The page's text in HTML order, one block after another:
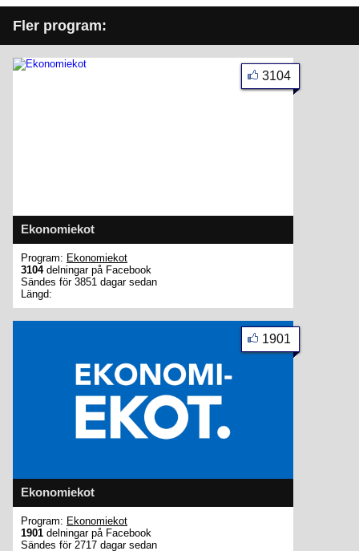
Fler program:
Ekonomiekot
3104
Program: Ekonomiekot
3104delningar på Facebook
Sändes för 3851 dagar sedan
Längd:
Ekonomiekot
1901
Program: Ekonomiekot
1901 delningar på Facebook
Sändes för 2717 dagar sedan